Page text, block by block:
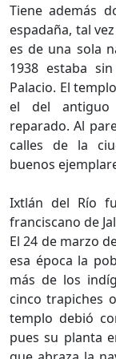
Tiene además
espadaña, tal
es de una sola
1938 estaba
Palacio. El
el del antiguo
reparado. Al
calles de la
buenos
Ixtlán del Río
franciscano de
El 24 de marzo
esa época la
más de los
cinco trapiches
templo debió
pues su planta